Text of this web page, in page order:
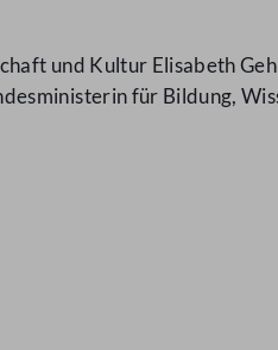
und Kultur Elisabeth
für Bildung,